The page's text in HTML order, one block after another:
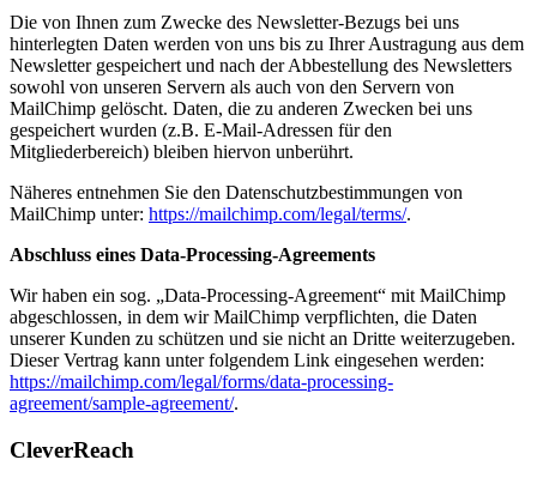
Die von Ihnen zum Zwecke des Newsletter-Bezugs bei uns
hinterlegten Daten werden von uns bis zu Ihrer Austragung aus dem
Newsletter gespeichert und nach der Abbestellung des Newsletters
sowohl von unseren Servern als auch von den Servern von
MailChimp gelöscht. Daten, die zu anderen Zwecken bei uns
gespeichert wurden (z.B. E-Mail-Adressen für den
Mitgliederbereich) bleiben hiervon unberührt.
Näheres entnehmen Sie den Datenschutzbestimmungen von
MailChimp unter: https://mailchimp.com/legal/terms/.
Abschluss eines Data-Processing-Agreements
Wir haben ein sog. „Data-Processing-Agreement“ mit MailChimp
abgeschlossen, in dem wir MailChimp verpflichten, die Daten
unserer Kunden zu schützen und sie nicht an Dritte weiterzugeben.
Dieser Vertrag kann unter folgendem Link eingesehen werden:
https://mailchimp.com/legal/forms/data-processing-
agreement/sample-agreement/.
CleverReach